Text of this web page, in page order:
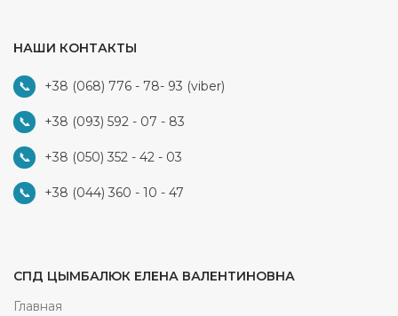
НАШИ КОНТАКТЫ
+38 (068) 776 - 78- 93 (viber)
+38 (093) 592 - 07 - 83
+38 (050) 352 - 42 - 03
+38 (044) 360 - 10 - 47
СПД ЦЫМБАЛЮК ЕЛЕНА ВАЛЕНТИНОВНА
Главная